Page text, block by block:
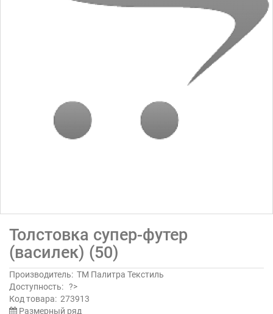
Толстовка супер-футер
(василек) (50)
Производитель: ТМ Палитра Текстиль
Доступность: ?>
Код товара: 273913
Размерный ряд